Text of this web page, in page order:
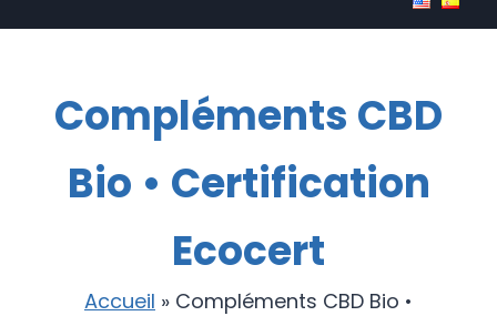
Compléments CBD
Bio • Certification
Ecocert
Accueil » Compléments CBD Bio •